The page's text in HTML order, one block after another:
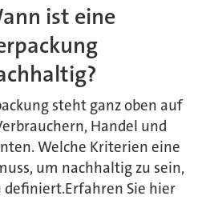
ist eine
steht ganz oben auf
Handel und
Welche Kriterien eine
um nachhaltig zu sein,
Sie hier